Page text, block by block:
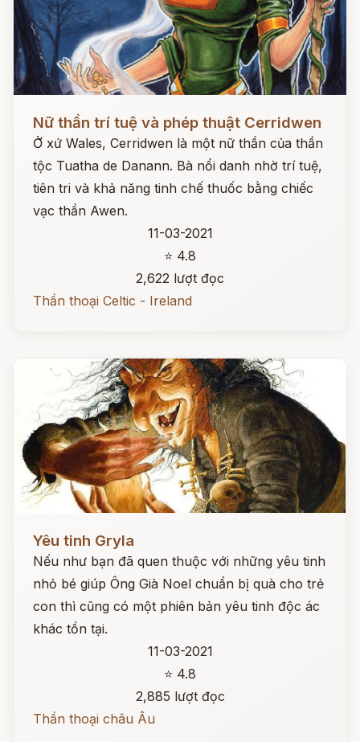
Nữ thần trí tuệ và phép thuật Cerridwen
Ở xứ Wales, Cerridwen là một nữ thần của thần
tộc Tuatha de Danann. Bà nổi danh nhờ trí tuệ,
tiên tri và khả năng tinh chế thuốc bằng chiếc
vạc thần Awen.
11-03-2021
⭐ 4.8
2,622 lượt đọc
Thần thoại Celtic - Ireland
Yêu tinh Gryla
Nếu như bạn đã quen thuộc với những yêu tinh
nhỏ bé giúp Ông Già Noel chuẩn bị quà cho trẻ
con thì cũng có một phiên bản yêu tinh độc ác
khác tồn tại.
11-03-2021
⭐ 4.8
2,885 lượt đọc
Thần thoại châu Âu